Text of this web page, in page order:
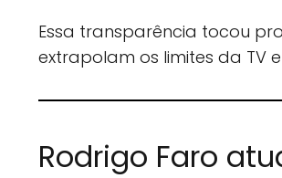
Essa transparência tocou
extrapolam os limites da TV
Rodrigo Faro